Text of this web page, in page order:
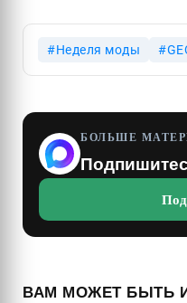
Неделя моды
БОЛЬШЕ
ВАМ МОЖЕТ БЫТЬ